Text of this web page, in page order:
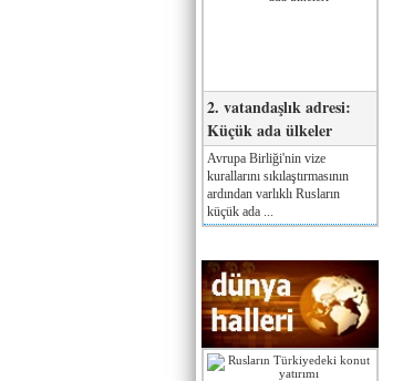
2. vatandaşlık adresi:
Küçük ada ülkeler
Avrupa Birliği'nin vize
kurallarını sıkılaştırmasının
ardından varlıklı Rusların
küçük ada ...